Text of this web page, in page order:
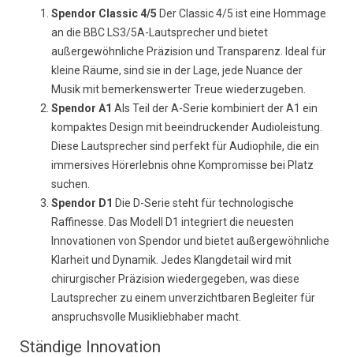
Spendor Classic 4/5 Der Classic 4/5 ist eine Hommage
an die BBC LS3/5A-Lautsprecher und bietet
außergewöhnliche Präzision und Transparenz. Ideal für
kleine Räume, sind sie in der Lage, jede Nuance der
Musik mit bemerkenswerter Treue wiederzugeben.
Spendor A1 Als Teil der A-Serie kombiniert der A1 ein
kompaktes Design mit beeindruckender Audioleistung.
Diese Lautsprecher sind perfekt für Audiophile, die ein
immersives Hörerlebnis ohne Kompromisse bei Platz
suchen.
Spendor D1 Die D-Serie steht für technologische
Raffinesse. Das Modell D1 integriert die neuesten
Innovationen von Spendor und bietet außergewöhnliche
Klarheit und Dynamik. Jedes Klangdetail wird mit
chirurgischer Präzision wiedergegeben, was diese
Lautsprecher zu einem unverzichtbaren Begleiter für
anspruchsvolle Musikliebhaber macht.
Ständige Innovation